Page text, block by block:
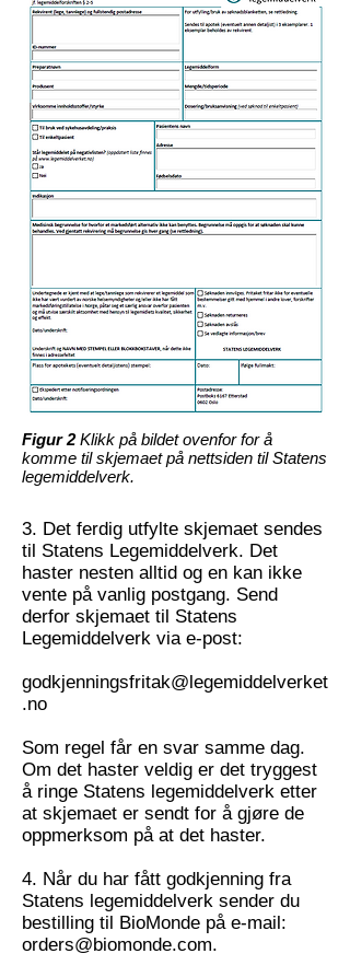
Figur 2Klikk på bildet ovenfor for å
komme til skjemaet på nettsiden til Statens
legemiddelverk.
3. Det ferdig utfylte skjemaet sendes
til Statens Legemiddelverk. Det
haster nesten alltid og en kan ikke
vente på vanlig postgang. Send
derfor skjemaet til Statens
Legemiddelverk via e-post:
godkjenningsfritak@legemiddelverket
.no
Som regel får en svar samme dag.
Om det haster veldig er det tryggest
å ringe Statens legemiddelverk etter
at skjemaet er sendt for å gjøre de
oppmerksom på at det haster.
4. Når du har fått godkjenning fra
Statens legemiddelverk sender du
bestilling til BioMonde på e-mail:
orders@biomonde.com.